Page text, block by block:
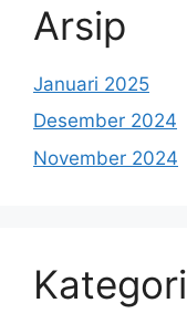
Arsip
Januari 2025
Desember 2024
November 2024
Kategori